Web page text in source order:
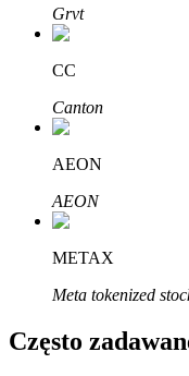
Grvt
CC
Canton
AEON
AEON
METAX
Meta tokenized
Często